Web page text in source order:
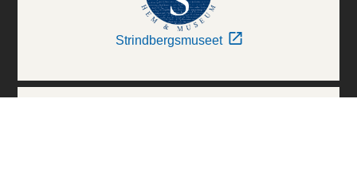
Strindbergsmuseet